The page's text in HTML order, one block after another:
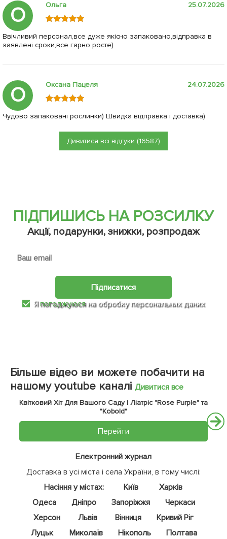
О Ольга 25.07.2026
Ввічливий персонал,все дуже якісно запаковано,відправка в
заявлені сроки,все гарно росте)
О Оксана Пацеля 24.07.2026
Чудово запаковані рослинки) Швидка відправка і доставка)
Дивитися всі відгуки (16587)
ПІДПИШИСЬ НА РОЗСИЛКУ
Акції, подарунки, знижки, розпродаж
Підписатися
Япогоджуюсяна обробку персональних даних
Більше відео ви можете побачити на
нашому youtube каналі Дивитися все
Квітковий Хіт Для Вашого Саду | Ліатріс "Rose Purple" та
"Kobold"
Перейти
Електронний журнал
Доставка в усі міста і села України, в тому числі:
Насіння у містах:
Київ
Харків
Одеса
Дніпро Запоріжжя
Черкаси
Херсон
Львів Вінниця
Кривий Ріг
Луцьк
Миколаїв Нікополь
Полтава